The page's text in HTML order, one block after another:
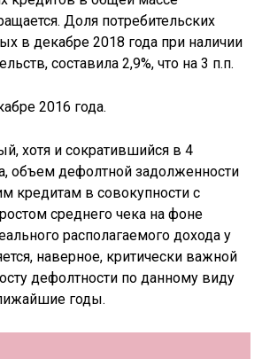
Доля потребительских
в декабре 2018 года при наличии
составила 2,9%, что на 3 п.п.
2016 года.
хотя и сократившийся в 4
объем дефолтной задолженности
кредитам в совокупности с
среднего чека на фоне
располагаемого дохода у
наверное, критически важной
дефолтности по данному виду
годы.